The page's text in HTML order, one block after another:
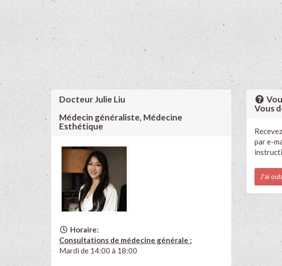
Docteur Julie Liu
Médecin généraliste, Médecine
Esthétique
Horaire:
Consultations de médecine générale :
Mardi de 14:00 à 18:00
Vous
par e-
J'ai